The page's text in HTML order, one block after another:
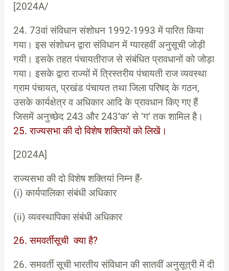
[2024A/
24. 73वां संविधान संशोधन 1992-1993 में पारित किया
गया। इस संशोधन द्वारा संविधान में ग्यारहवीं अनुसूची जोड़ी
गयी। इसके तहत पंचायतीराज से संबंधित प्रावधानों को जोड़ा
गया। इसके द्वारा राज्यों में त्रिस्तरीय पंचायती राज व्यवस्था
ग्राम पंचायत, प्रखंड पंचायत तथा जिला परिषद् के गठन,
उसके कार्यक्षेत्र व अधिकार आदि के प्रावधान किए गए हैं
जिसमें अनुच्छेद 243 और 243’क’ से ‘ग’ तक शामिल है।
25. राज्यसभा की दो विशेष शक्तियों को लिखें।
[2024A]
राज्यसभा की दो विशेष शक्तियां निम्न हैं-
(i) कार्यपालिका संबंधी अधिकार
(ii) व्यवस्थापिका संबंधी अधिकार
26. समवर्तीसूचीक्या है?
26. समवर्ती सूची भारतीय संविधान की सातवीं अनुसूत्री में दी